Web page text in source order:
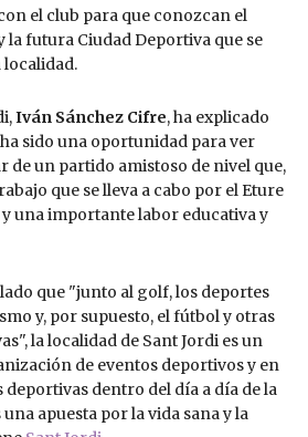
el club para que conozcan el
futura Ciudad Deportiva que se
localidad.
Iván Sánchez Cifre, ha explicado
sido una oportunidad para ver
de un partido amistoso de nivel que,
que se lleva a cabo por el Eture
y una importante labor educativa y
que "junto al golf, los deportes
y, por supuesto, el fútbol y otras
la localidad de Sant Jordi es un
de eventos deportivos y en
dentro del día a día de la
apuesta por la vida sana y la